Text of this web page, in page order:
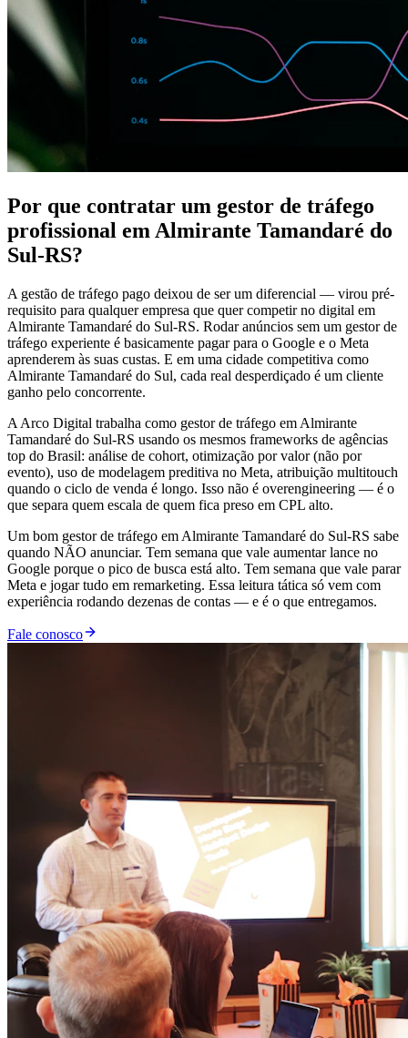
Por que contratar um gestor de tráfego
profissional em Almirante Tamandaré do
Sul-RS?
A gestão de tráfego pago deixou de ser um diferencial — virou pré-
requisito para qualquer empresa que quer competir no digital em
Almirante Tamandaré do Sul-RS. Rodar anúncios sem um gestor de
tráfego experiente é basicamente pagar para o Google e o Meta
aprenderem às suas custas. E em uma cidade competitiva como
Almirante Tamandaré do Sul, cada real desperdiçado é um cliente
ganho pelo concorrente.
A Arco Digital trabalha como gestor de tráfego em Almirante
Tamandaré do Sul-RS usando os mesmos frameworks de agências
top do Brasil: análise de cohort, otimização por valor (não por
evento), uso de modelagem preditiva no Meta, atribuição multitouch
quando o ciclo de venda é longo. Isso não é overengineering — é o
que separa quem escala de quem fica preso em CPL alto.
Um bom gestor de tráfego em Almirante Tamandaré do Sul-RS sabe
quando NÃO anunciar. Tem semana que vale aumentar lance no
Google porque o pico de busca está alto. Tem semana que vale parar
Meta e jogar tudo em remarketing. Essa leitura tática só vem com
experiência rodando dezenas de contas — e é o que entregamos.
Fale conosco